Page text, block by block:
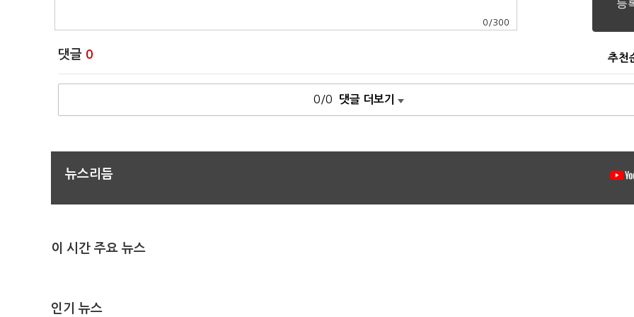
0 /300
댓글 0 추천
0/0 댓글 더보기
뉴스리듬
이 시간 주요 뉴스
인기 뉴스